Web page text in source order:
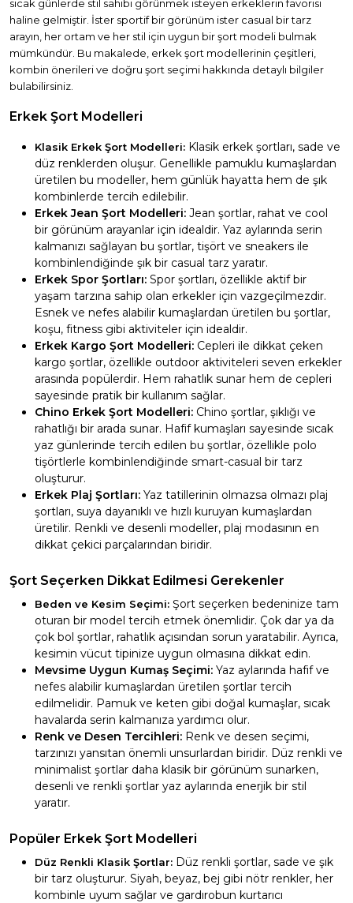
sıcak günlerde stil sahibi görünmek isteyen erkeklerin favorisi
haline gelmiştir. İster sportif bir görünüm ister casual bir tarz
arayın, her ortam ve her stil için uygun bir şort modeli bulmak
mümkündür. Bu makalede, erkek şort modellerinin çeşitleri,
kombin önerileri ve doğru şort seçimi hakkında detaylı bilgiler
bulabilirsiniz.
Erkek Şort Modelleri
Klasik Erkek Şort Modelleri: Klasik erkek şortları, sade ve
düz renklerden oluşur. Genellikle pamuklu kumaşlardan
üretilen bu modeller, hem günlük hayatta hem de şık
kombinlerde tercih edilebilir.
Erkek Jean Şort Modelleri: Jean şortlar, rahat ve cool
bir görünüm arayanlar için idealdir. Yaz aylarında serin
kalmanızı sağlayan bu şortlar, tişört ve sneakers ile
kombinlendiğinde şık bir casual tarz yaratır.
Erkek Spor Şortları: Spor şortları, özellikle aktif bir
yaşam tarzına sahip olan erkekler için vazgeçilmezdir.
Esnek ve nefes alabilir kumaşlardan üretilen bu şortlar,
koşu, fitness gibi aktiviteler için idealdir.
Erkek Kargo Şort Modelleri: Cepleri ile dikkat çeken
kargo şortlar, özellikle outdoor aktiviteleri seven erkekler
arasında popülerdir. Hem rahatlık sunar hem de cepleri
sayesinde pratik bir kullanım sağlar.
Chino Erkek Şort Modelleri: Chino şortlar, şıklığı ve
rahatlığı bir arada sunar. Hafif kumaşları sayesinde sıcak
yaz günlerinde tercih edilen bu şortlar, özellikle polo
tişörtlerle kombinlendiğinde smart-casual bir tarz
oluşturur.
Erkek Plaj Şortları: Yaz tatillerinin olmazsa olmazı plaj
şortları, suya dayanıklı ve hızlı kuruyan kumaşlardan
üretilir. Renkli ve desenli modeller, plaj modasının en
dikkat çekici parçalarından biridir.
Şort Seçerken Dikkat Edilmesi Gerekenler
Beden ve Kesim Seçimi: Şort seçerken bedeninize tam
oturan bir model tercih etmek önemlidir. Çok dar ya da
çok bol şortlar, rahatlık açısından sorun yaratabilir. Ayrıca,
kesimin vücut tipinize uygun olmasına dikkat edin.
Mevsime Uygun Kumaş Seçimi: Yaz aylarında hafif ve
nefes alabilir kumaşlardan üretilen şortlar tercih
edilmelidir. Pamuk ve keten gibi doğal kumaşlar, sıcak
havalarda serin kalmanıza yardımcı olur.
Renk ve Desen Tercihleri: Renk ve desen seçimi,
tarzınızı yansıtan önemli unsurlardan biridir. Düz renkli ve
minimalist şortlar daha klasik bir görünüm sunarken,
desenli ve renkli şortlar yaz aylarında enerjik bir stil
yaratır.
Popüler Erkek Şort Modelleri
Düz Renkli Klasik Şortlar: Düz renkli şortlar, sade ve şık
bir tarz oluşturur. Siyah, beyaz, bej gibi nötr renkler, her
kombinle uyum sağlar ve gardırobun kurtarıcı